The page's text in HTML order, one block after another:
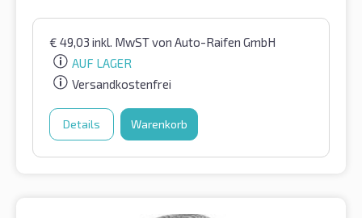
€ 49,03 inkl. MwSTvon Auto-Raifen GmbH
AUF LAGER
Versandkostenfrei
Details Warenkorb